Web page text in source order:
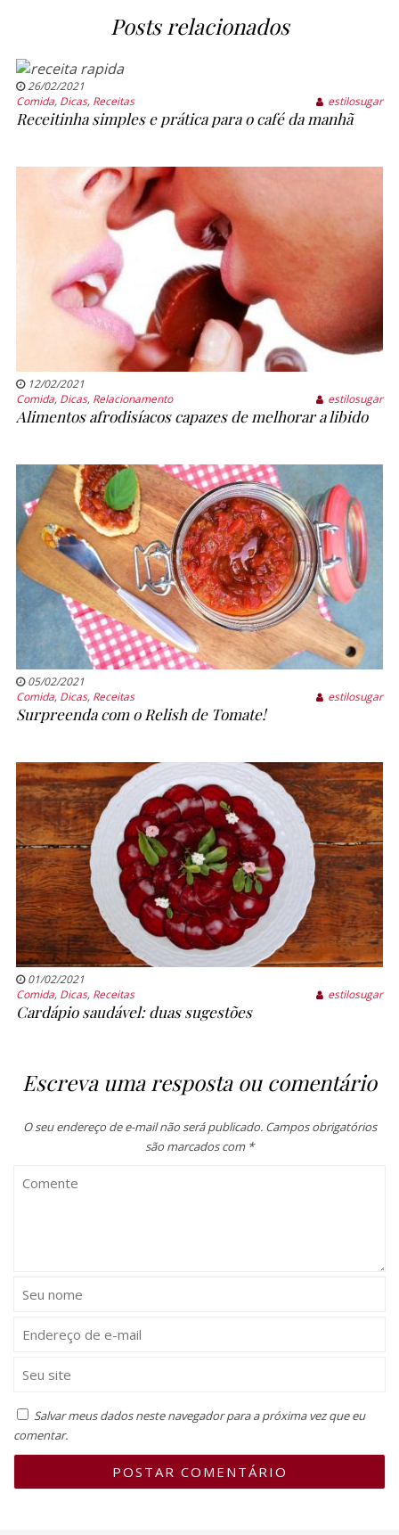
Posts relacionados
26/02/2021
Comida, Dicas, Receitas estilosugar
Receitinha simples e prática para o café da manhã
12/02/2021
Comida, Dicas, Relacionamento estilosugar
Alimentos afrodisíacos capazes de melhorar a libido
05/02/2021
Comida, Dicas, Receitas estilosugar
Surpreenda com o Relish de Tomate!
01/02/2021
Comida, Dicas, Receitas estilosugar
Cardápio saudável: duas sugestões
Escreva uma resposta ou comentário
O seu endereço de e-mail não será publicado. Campos obrigatórios
são marcados com *
Salvar meus dados neste navegador para a próxima vez que eu
comentar.